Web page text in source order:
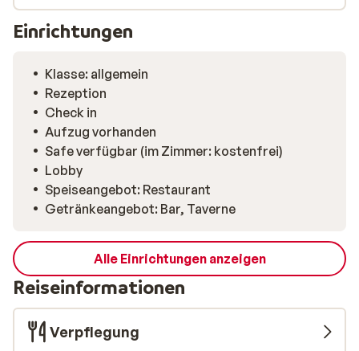
besuchen Sie doch die Hubers Dance Bar wo
regelmäßig Aufführungen organisiert werden.
Einrichtungen
Klasse: allgemein
Rezeption
Check in
Aufzug vorhanden
Safe verfügbar (im Zimmer: kostenfrei)
Lobby
Speiseangebot: Restaurant
Getränkeangebot: Bar, Taverne
Alle Einrichtungen anzeigen
Reiseinformationen
Verpflegung